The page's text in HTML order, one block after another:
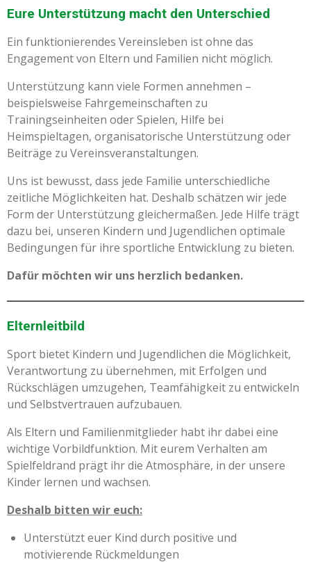
Eure Unterstützung macht den Unterschied
Ein funktionierendes Vereinsleben ist ohne das
Engagement von Eltern und Familien nicht möglich.
Unterstützung kann viele Formen annehmen –
beispielsweise Fahrgemeinschaften zu
Trainingseinheiten oder Spielen, Hilfe bei
Heimspieltagen, organisatorische Unterstützung oder
Beiträge zu Vereinsveranstaltungen.
Uns ist bewusst, dass jede Familie unterschiedliche
zeitliche Möglichkeiten hat. Deshalb schätzen wir jede
Form der Unterstützung gleichermaßen. Jede Hilfe trägt
dazu bei, unseren Kindern und Jugendlichen optimale
Bedingungen für ihre sportliche Entwicklung zu bieten.
Dafür möchten wir uns herzlich bedanken.
Elternleitbild
Sport bietet Kindern und Jugendlichen die Möglichkeit,
Verantwortung zu übernehmen, mit Erfolgen und
Rückschlägen umzugehen, Teamfähigkeit zu entwickeln
und Selbstvertrauen aufzubauen.
Als Eltern und Familienmitglieder habt ihr dabei eine
wichtige Vorbildfunktion. Mit eurem Verhalten am
Spielfeldrand prägt ihr die Atmosphäre, in der unsere
Kinder lernen und wachsen.
Deshalb bitten wir euch:
Unterstützt euer Kind durch positive und
motivierende Rückmeldungen